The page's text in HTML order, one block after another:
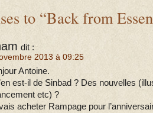
to “Back from
dit :
2013 à 09:25
Antoine.
est-il de Sinbad ? Des nouvelles
etc) ?
acheter Rampage pour